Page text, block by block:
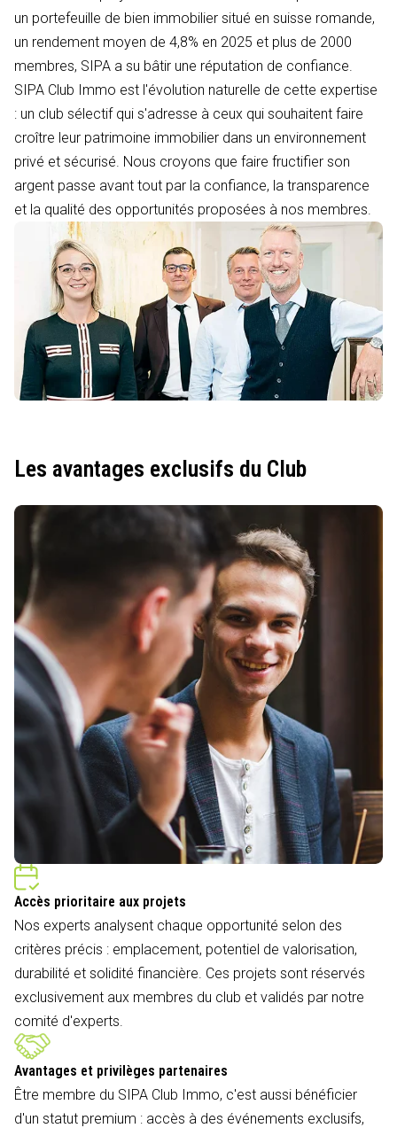
un portefeuille de bien immobilier situé en suisse romande,
un rendement moyen de 4,8% en 2025 et plus de 2000
membres, SIPA a su bâtir une réputation de confiance.
SIPA Club Immo est l'évolution naturelle de cette expertise
: un club sélectif qui s'adresse à ceux qui souhaitent faire
croître leur patrimoine immobilier dans un environnement
privé et sécurisé. Nous croyons que faire fructifier son
argent passe avant tout par la confiance, la transparence
et la qualité des opportunités proposées à nos membres.
Les avantages exclusifs du Club
Accès prioritaire aux projets
Nos experts analysent chaque opportunité selon des
critères précis : emplacement, potentiel de valorisation,
durabilité et solidité financière. Ces projets sont réservés
exclusivement aux membres du club et validés par notre
comité d'experts.
Avantages et privilèges partenaires
Être membre du SIPA Club Immo, c'est aussi bénéficier
d'un statut premium : accès à des événements exclusifs,